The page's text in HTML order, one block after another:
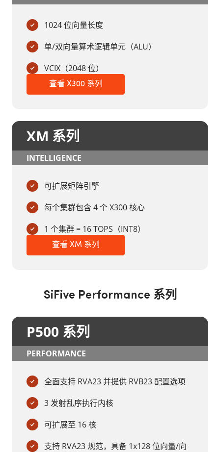
1024 位向量长度
单/双向量算术逻辑单元（ALU）
VCIX（2048 位）
查看 X300 系列
XM 系列
INTELLIGENCE
可扩展矩阵引擎
每个集群包含 4 个 X300 核心
1 个集群 = 16 TOPS（INT8）
查看 XM 系列
SiFive Performance 系列
P500 系列
PERFORMANCE
全面支持 RVA23 并提供 RVB23 配置选项
3 发射乱序执行内核
可扩展至 16 核
支持 RVA23 规范，具备 1x128 位向量/向